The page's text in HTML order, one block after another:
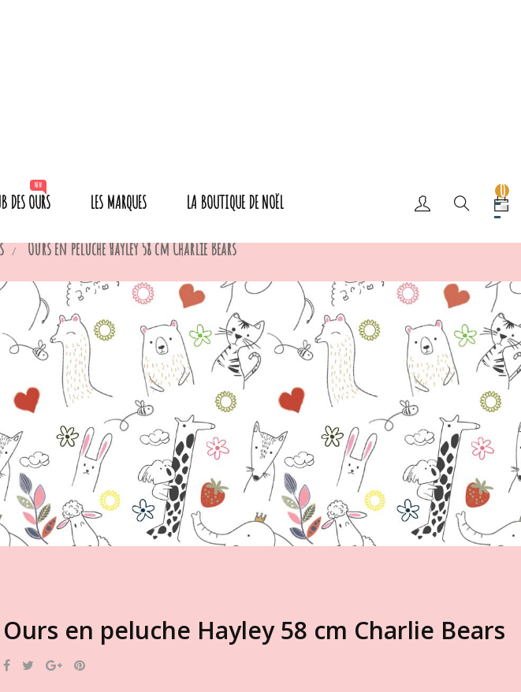
DES OURS
NEW
LES MARQUES LA BOUTIQUE DE NOËL
0
Ours en peluche Hayley 58 cm Charlie Bears
Ours en peluche Hayley 58 cm Charlie Bears
PartagerTweet Google+